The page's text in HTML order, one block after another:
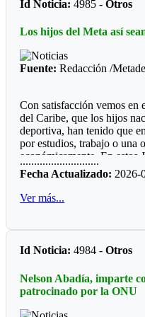
Juvenil femenino: Juan
Juvenil masculino: Pablo E.
Prejuvenil masculino:
Juvenil masculino: Colegio
Juvenil femenino:
Prejuvenil femenino: José
Prejuvenil masculino: Sto
Juvenil femenino:
Juvenil masculino: Sto
Id Noticia: 4985 -Otros
Los hijos del Meta así
Fuente: Redacción /
Con satisfacción vemos en
del Caribe, que los hijos
deportiva, han tenido que
por estudios, trabajo o una
económicamente. En estos
Caribe de Santo Domingo,
*Ajedrez*
defiendo los colores de la
también recibió los
del Valle del Cauca. Ganó
dominicana.
............................
Fecha Actualizado: 2026-
Ver más...
Id Noticia: 4984 -Otros
Nelson Abadía, imparte
patrocinado por la ONU